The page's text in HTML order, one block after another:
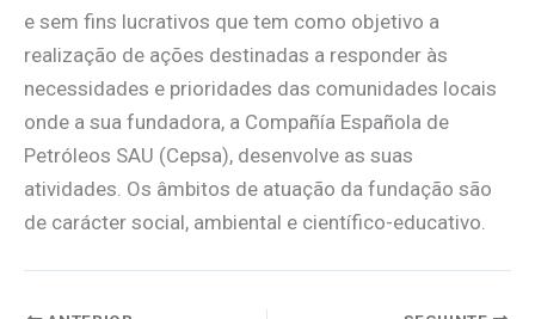
e sem fins lucrativos que tem como objetivo a
realização de ações destinadas a responder às
necessidades e prioridades das comunidades locais
onde a sua fundadora, a Compañía Española de
Petróleos SAU (Cepsa), desenvolve as suas
atividades. Os âmbitos de atuação da fundação são
de carácter social, ambiental e científico-educativo.